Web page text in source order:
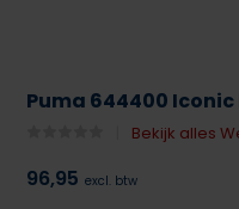
Puma 644400 Iconic
Bekijk alles
96,95 excl. btw